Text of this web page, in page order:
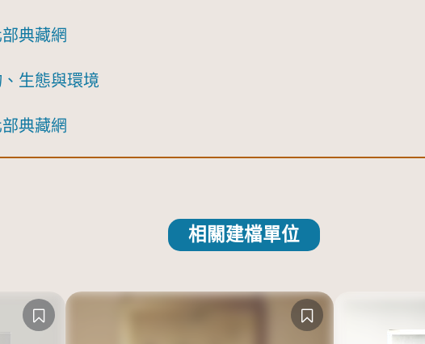
典藏網
生態與環境
典藏網
相關建檔單位